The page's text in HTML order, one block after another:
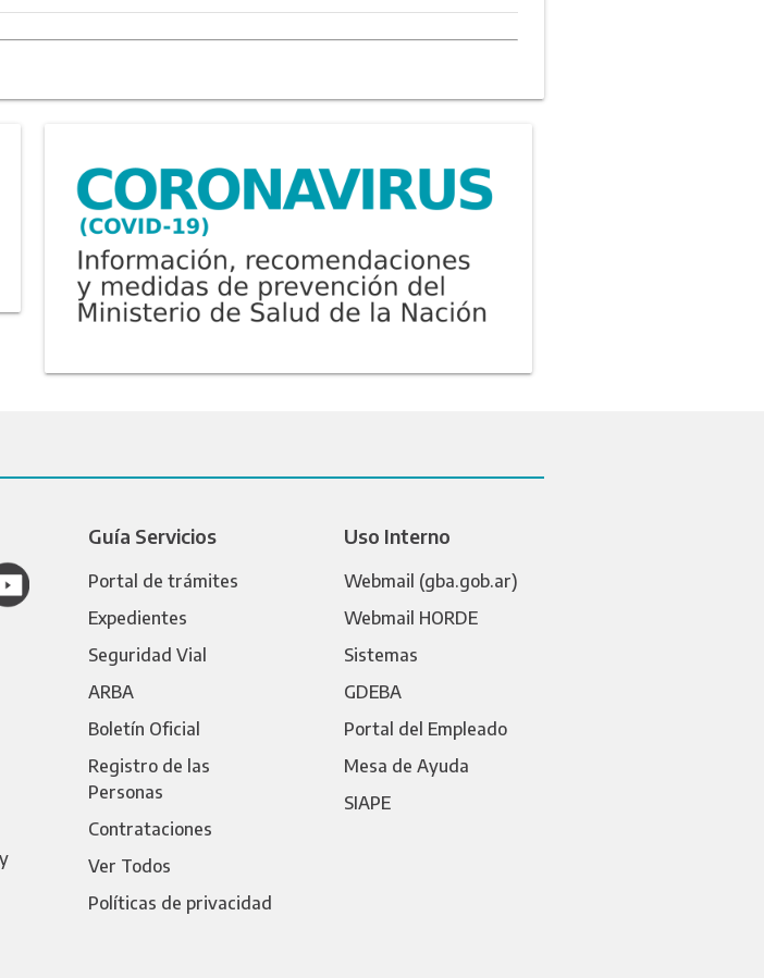
Guía Servicios
Portal de trámites
Expedientes
Seguridad Vial
ARBA
Boletín Oficial
Registro de las
Personas
Contrataciones
Ver Todos
Políticas de privacidad
Uso Interno
Webmail (gba.gob.ar)
Webmail HORDE
Sistemas
GDEBA
Portal del Empleado
Mesa de Ayuda
SIAPE